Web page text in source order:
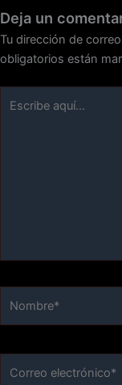
Deja un
Tu dirección de
obligatorios están
aquí...